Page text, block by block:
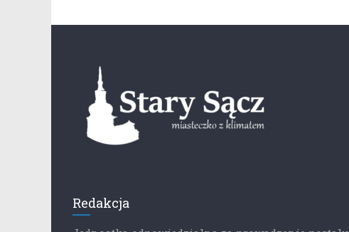
Redakcja